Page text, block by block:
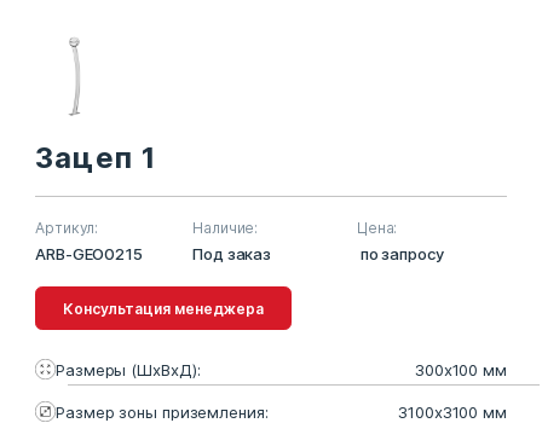
Зацеп 1
Артикул:
ARB-GEO0215
Наличие:
Под заказ
Цена:
по запросу
Консультация менеджера
Размеры (ШхВхД): 300х100 мм
Размер зоны приземления: 3100х3100 мм